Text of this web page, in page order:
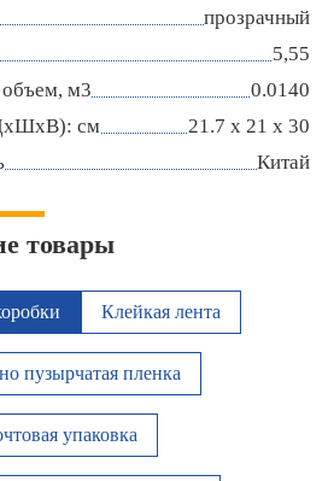
прозрачный
5,55
м3
0.0140
см
21.7 x 21 x 30
Китай
товары
Клейкая лента
пузырчатая пленка
упаковка